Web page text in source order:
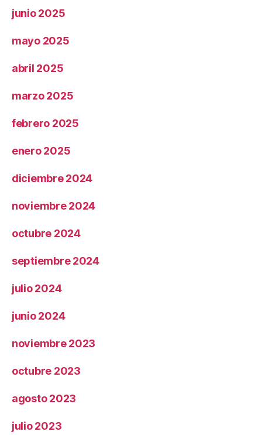
junio 2025
mayo 2025
abril 2025
marzo 2025
febrero 2025
enero 2025
diciembre 2024
noviembre 2024
octubre 2024
septiembre 2024
julio 2024
junio 2024
noviembre 2023
octubre 2023
agosto 2023
julio 2023